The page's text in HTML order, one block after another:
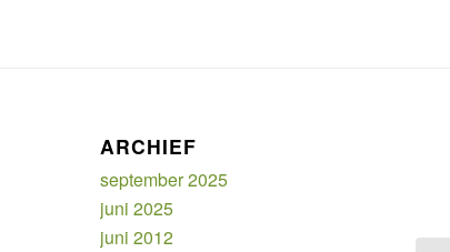
ARCHIEF
september 2025
juni 2025
juni 2012